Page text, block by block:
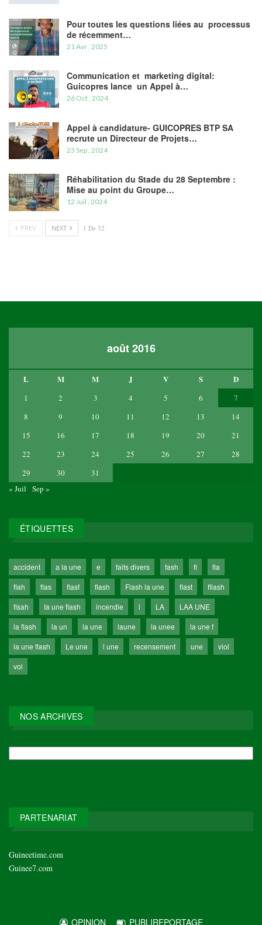
Pour toutes les questions liées au processus
de récemment…
21 Avr , 2025
Communication et marketing digital:
Guicopres lance un Appel à…
26 Oct , 2024
Appel à candidature- GUICOPRES BTP SA
recrute un Directeur de Projets…
23 Sep , 2024
Réhabilitation du Stade du 28 Septembre :
Mise au point du Groupe…
12 Juil , 2024
PREV NEXT 1 De 32
août 2016
L M M J V S D
1 2 3 4 5 6
7
8
9 10 11 12 13
14
15
16 17 18 19 20
21
22
23 24 25 26 27
28
29
30
31
« Juil
Sep »
ÉTIQUETTES
accident a la une e faits divers fash fl
fla
flah
flas flasf flash Flash la une flast
fllash
flsah
Ia une flash incendie l LA
LAA UNE
la flash
la un la une laune la unee
la une f
la une flash
Le une l une recensement une
viol
vol
NOS ARCHIVES
PARTENARIAT
Guineetime.com
Guinee7.com
OPINION PUBLIREPORTAGE